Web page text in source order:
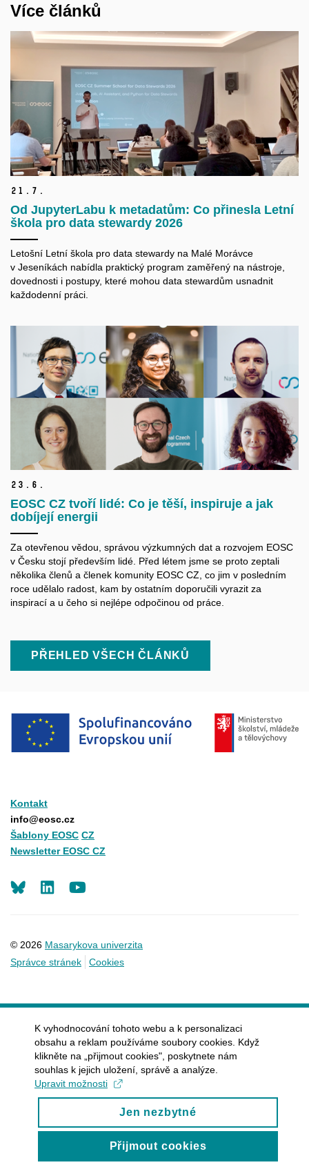
Více článků
21. 7.
Od JupyterLabu k metadatům: Co přinesla Letní
škola pro data stewardy 2026
Letošní Letní škola pro data stewardy na Malé Morávce
v Jeseníkách nabídla praktický program zaměřený na nástroje,
dovednosti i postupy, které mohou data stewardům usnadnit
každodenní práci.
23. 6.
EOSC CZ tvoří lidé: Co je těší, inspiruje a jak
dobíjejí energii
Za otevřenou vědou, správou výzkumných dat a rozvojem EOSC
v Česku stojí především lidé. Před létem jsme se proto zeptali
několika členů a členek komunity EOSC CZ, co jim v posledním
roce udělalo radost, kam by ostatním doporučili vyrazit za
inspirací a u čeho si nejlépe odpočinou od práce.
PŘEHLED VŠECH ČLÁNKŮ
Kontakt
info@eosc.cz
Šablony EOSC CZ
Newsletter EOSC CZ
© 2026 Masarykova univerzita
Správce stránek
Cookies
LinkedIn
K vyhodnocování tohoto webu a k personalizaci
obsahu a reklam používáme soubory cookies. Když
klikněte na „přijmout cookies", poskytnete nám
souhlas k jejich uložení, správě a analýze.
Upravit možnosti
Jen nezbytné
Přijmout cookies